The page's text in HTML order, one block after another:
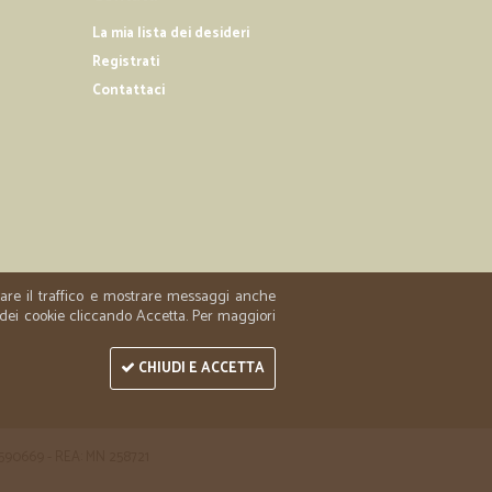
La mia lista dei desideri
Registrati
Contattaci
il traffico e mostrare messaggi anche
cookie cliccando Accetta. Per maggiori
CHIUDI E ACCETTA